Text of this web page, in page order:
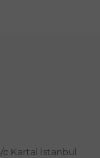
c Kartal İstanbul